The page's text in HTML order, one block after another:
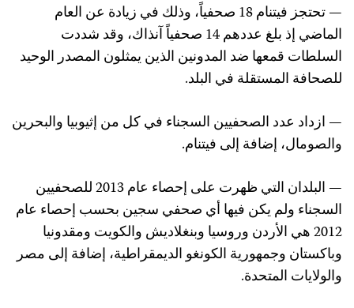
— تحتجز فيتنام 18 صحفياً، وذلك في زيادة عن العام
الماضي إذ بلغ عددهم 14 صحفياً آنذاك، وقد شددت
السلطات قمعها ضد المدونين الذين يمثلون المصدر الوحيد
للصحافة المستقلة في البلد.
— ازداد عدد الصحفيين السجناء في كل من إثيوبيا والبحرين
والصومال، إضافة إلى فيتنام.
— البلدان التي ظهرت على إحصاء عام 2013 للصحفيين
السجناء ولم يكن فيها أي صحفي سجين بحسب إحصاء عام
2012 هي الأردن وروسيا وبنغلاديش والكويت ومقدونيا
وباكستان وجمهورية الكونغو الديمقراطية، إضافة إلى مصر
والولايات المتحدة.